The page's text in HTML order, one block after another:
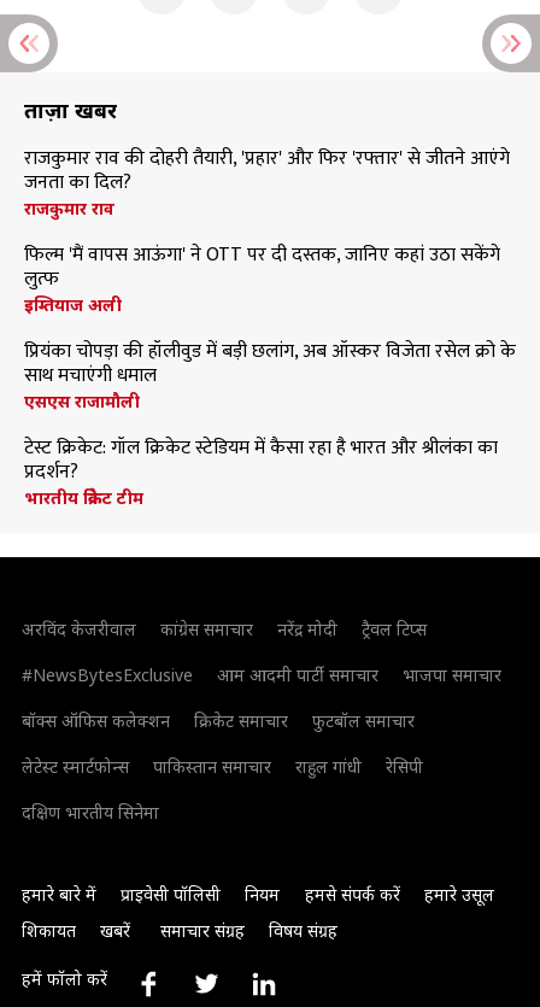
ताज़ा खबरें
राजकुमार राव की दोहरी तैयारी, 'प्रहार' और फिर 'रफ्तार' से जीतने आएंगे
जनता का दिल?
राजकुमार राव
फिल्म 'मैं वापस आऊंगा' ने OTT पर दी दस्तक, जानिए कहां उठा सकेंगे
लुत्फ
इम्तियाज अली
प्रियंका चोपड़ा की हॉलीवुड में बड़ी छलांग, अब ऑस्कर विजेता रसेल क्रो के
साथ मचाएंगी धमाल
एसएस राजामौली
टेस्ट क्रिकेट: गॉल क्रिकेट स्टेडियम में कैसा रहा है भारत और श्रीलंका का
प्रदर्शन?
भारतीय क्रिकेट टीम
अरविंद केजरीवाल कांग्रेस समाचार नरेंद्र मोदी
ट्रैवल टिप्स
#NewsBytesExclusive
आम आदमी पार्टी समाचार
भाजपा समाचार
बॉक्स ऑफिस कलेक्शन
क्रिकेट समाचार
फुटबॉल समाचार
लेटेस्ट स्मार्टफोन्स
पाकिस्तान समाचार राहुल गांधी
रेसिपी
दक्षिण भारतीय सिनेमा
हमारे बारे में प्राइवेसी पॉलिसी नियम हमसे संपर्क करें
हमारे उसूल
शिकायत
खबरें समाचार संग्रह विषय संग्रह
हमें फॉलो करें